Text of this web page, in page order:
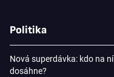
Politika
Nová superdávka: kdo na ní
dosáhne?